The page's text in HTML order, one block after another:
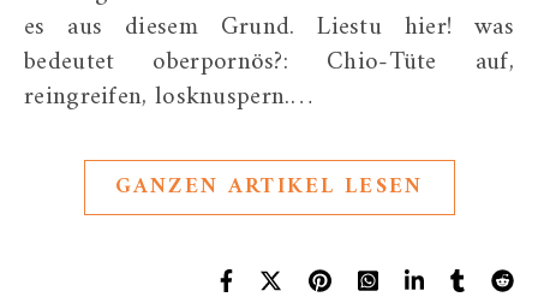
es aus diesem Grund. Liestu hier! was
bedeutet oberpornös?: Chio-Tüte auf,
reingreifen, losknuspern.…
GANZEN ARTIKEL LESEN